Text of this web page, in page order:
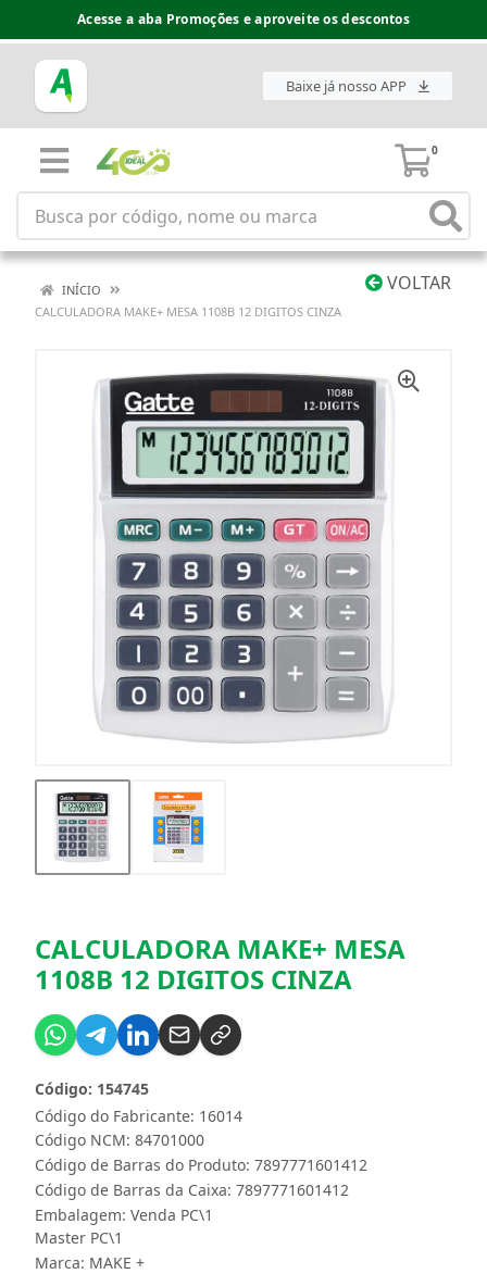
Acesse a aba Promoções e aproveite os descontos
Baixe já nosso APP
0
VOLTAR
INÍCIO
CALCULADORA MAKE+ MESA 1108B 12 DIGITOS CINZA
CALCULADORA MAKE+ MESA
1108B 12 DIGITOS CINZA
Código do Fabricante: 16014
Código: 154745
Código NCM: 84701000
Código de Barras do Produto: 7897771601412
Código de Barras da Caixa: 7897771601412
Embalagem: Venda PC\1
Master PC\1
Marca: MAKE +